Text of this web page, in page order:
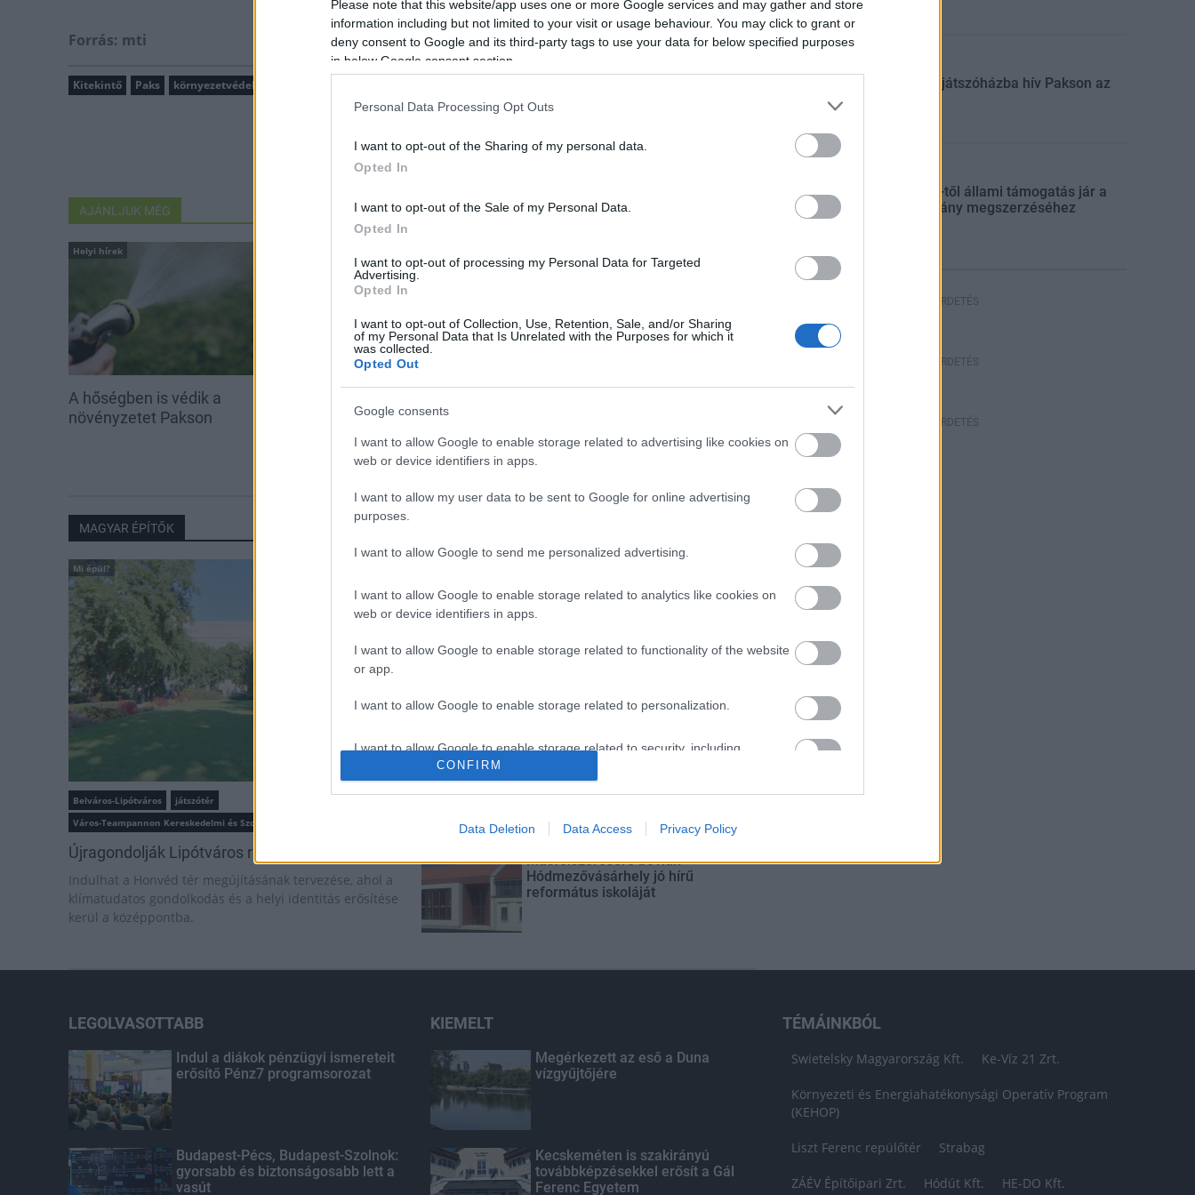
Please note that this website/app uses one or more Google services and may gather and store
information including but not limited to your visit or usage behaviour. You may click to grant or
deny consent to Google and its third-party tags to use your data for below specified purposes
in below Google consent section.
Personal Data Processing Opt Outs
I want to opt-out of the Sharing of my personal data.
Opted In
I want to opt-out of the Sale of my Personal Data.
Opted In
I want to opt-out of processing my Personal Data for Targeted
Advertising.
Opted In
I want to opt-out of Collection, Use, Retention, Sale, and/or Sharing
of my Personal Data that Is Unrelated with the Purposes for which it
was collected.
Opted Out
Google consents
I want to allow Google to enable storage related to advertising like cookies on
web or device identifiers in apps.
I want to allow my user data to be sent to Google for online advertising
purposes.
I want to allow Google to send me personalized advertising.
I want to allow Google to enable storage related to analytics like cookies on
web or device identifiers in apps.
I want to allow Google to enable storage related to functionality of the website
or app.
I want to allow Google to enable storage related to personalization.
I want to allow Google to enable storage related to security, including
authentication functionality and fraud prevention, and other user protection.
CONFIRM
Data Deletion Data Access Privacy Policy
Forrás: mti
Kitekintő Paks környezetvédelem
AJÁNLJUK MÉG
Helyi hírek
A hőségben is védik a
növényzetet Pakson
segítség a paksi
iskolakezdéshez
MAGYAR ÉPÍTŐK
Mi épül?
Belváros-Lipótváros
játszótér
Város-Teampannon Kereskedelmi és Szolgáltató Kft.
Újragondolják Lipótváros rejtett, zöld parkját
Indulhat a Honvéd tér megújításának tervezése, ahol a
klímatudatos gondolkodás és a helyi identitás erősítése
kerül a középpontba.
Angolkert
csomópont épül Angyalföldön
Másfélszeresére bővítik
Hódmezővásárhely jó hírű
református iskoláját
Húsvéti játszóházba hív Pakson az
Július 1-től állami támogatás jár a
jogosítvány megszerzéséhez
HIRDETÉS
HIRDETÉS
HIRDETÉS
LEGOLVASOTTABB
Indul a diákok pénzügyi ismereteit
erősítő Pénz7 programsorozat
Budapest-Pécs, Budapest-Szolnok:
gyorsabb és biztonságosabb lett a
vasút
KIEMELT
Megérkezett az eső a Duna
vízgyűjtőjére
Kecskeméten is szakirányú
továbbképzésekkel erősít a Gál
Ferenc Egyetem
TÉMÁINKBÓL
Swietelsky Magyarország Kft. Ke-Víz 21 Zrt.
Környezeti és Energiahatékonysági Operatív Program
(KEHOP)
Liszt Ferenc repülőtér Strabag
ZÁÉV Építőipari Zrt. Hódút Kft. HE-DO Kft.